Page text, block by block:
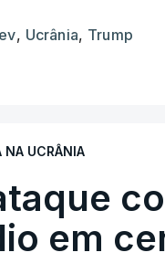
, Ucrânia, Trump
NA UCRÂNIA
em